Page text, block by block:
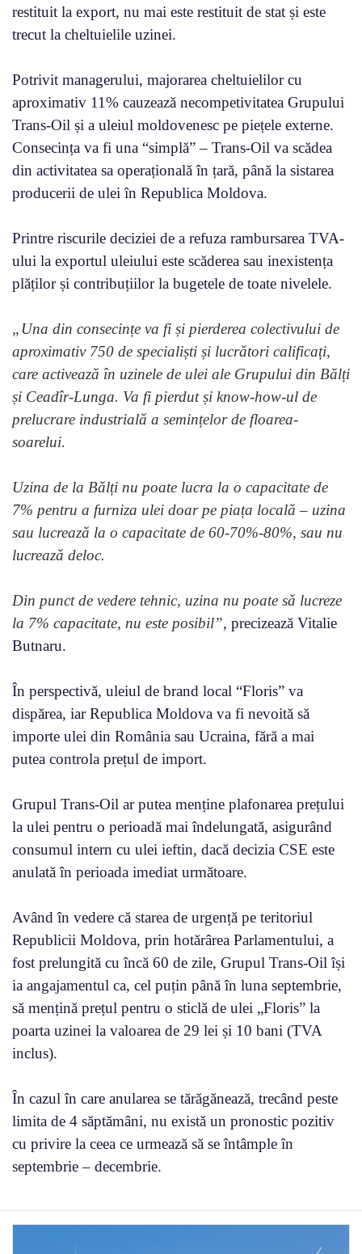
restituit la export, nu mai este restituit de stat și este
trecut la cheltuielile uzinei.
Potrivit managerului, majorarea cheltuielilor cu
aproximativ 11% cauzează necompetivitatea Grupului
Trans-Oil și a uleiul moldovenesc pe piețele externe.
Consecința va fi una “simplă” – Trans-Oil va scădea
din activitatea sa operațională în țară, până la sistarea
producerii de ulei în Republica Moldova.
Printre riscurile deciziei de a refuza rambursarea TVA-
ului la exportul uleiului este scăderea sau inexistența
plăților și contribuțiilor la bugetele de toate nivelele.
„Una din consecințe va fi și pierderea colectivului de
aproximativ 750 de specialiști și lucrători calificați,
care activează în uzinele de ulei ale Grupului din Bălți
și Ceadîr-Lunga. Va fi pierdut și know-how-ul de
prelucrare industrială a semințelor de floarea-
soarelui.
Uzina de la Bălți nu poate lucra la o capacitate de
7% pentru a furniza ulei doar pe piața locală – uzina
sau lucrează la o capacitate de 60-70%-80%, sau nu
lucrează deloc.
Din punct de vedere tehnic, uzina nu poate să lucreze
la 7% capacitate, nu este posibil”, precizează Vitalie
Butnaru.
În perspectivă, uleiul de brand local “Floris” va
dispărea, iar Republica Moldova va fi nevoită să
importe ulei din România sau Ucraina, fără a mai
putea controla prețul de import.
Grupul Trans-Oil ar putea menține plafonarea prețului
la ulei pentru o perioadă mai îndelungată, asigurând
consumul intern cu ulei ieftin, dacă decizia CSE este
anulată în perioada imediat următoare.
Având în vedere că starea de urgență pe teritoriul
Republicii Moldova, prin hotărârea Parlamentului, a
fost prelungită cu încă 60 de zile, Grupul Trans-Oil își
ia angajamentul ca, cel puțin până în luna septembrie,
să mențină prețul pentru o sticlă de ulei „Floris” la
poarta uzinei la valoarea de 29 lei și 10 bani (TVA
inclus).
În cazul în care anularea se tărăgănează, trecând peste
limita de 4 săptămâni, nu există un pronostic pozitiv
cu privire la ceea ce urmează să se întâmple în
septembrie – decembrie.